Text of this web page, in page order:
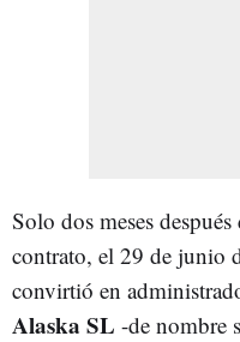
Solo dos meses
contrato, el 29 de junio
convirtió en
Alaska SL -de nombre